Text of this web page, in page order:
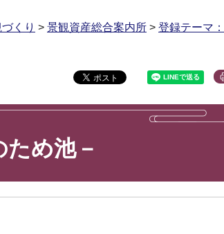
くり > 景観資産総合案内所 > 登録テーマ
め池－